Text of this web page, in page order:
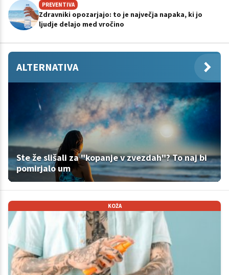
PREVENTIVA
Zdravniki opozarjajo: to je največja napaka, ki jo
ljudje delajo med vročino
ALTERNATIVA
Ste že slišali za "kopanje v zvezdah"? To naj bi
pomirjalo um
KOŽA